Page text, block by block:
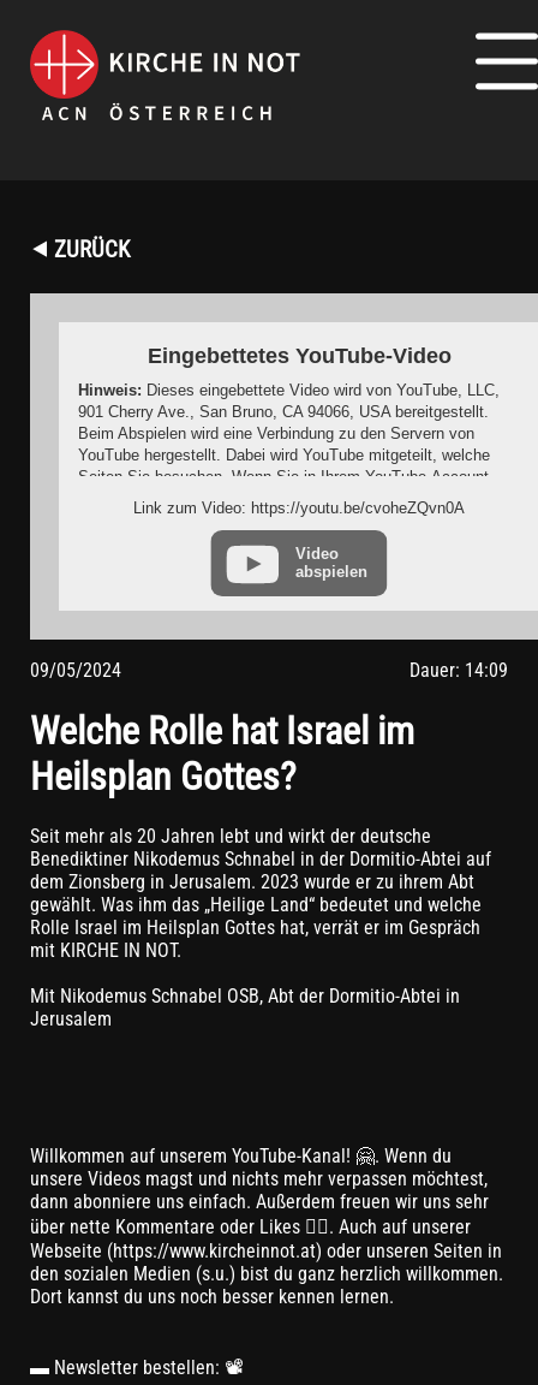
⯇ ZURÜCK
Eingebettetes YouTube-Video
Hinweis: Dieses eingebettete Video wird von YouTube, LLC,
901 Cherry Ave., San Bruno, CA 94066, USA bereitgestellt.
Beim Abspielen wird eine Verbindung zu den Servern von
YouTube hergestellt. Dabei wird YouTube mitgeteilt, welche
Seiten Sie besuchen. Wenn Sie in Ihrem YouTube-Account
eingeloggt sind, kann YouTube Ihr Surfverhalten Ihnen
persönlich zuzuordnen. Dies verhindern Sie, indem Sie sich
vorher aus Ihrem YouTube-Account ausloggen.
Wird ein YouTube-Video gestartet, setzt der Anbieter Cookies
ein, die Hinweise über das Nutzerverhalten sammeln.
Wer das Speichern von Cookies für das Google-Ads-Programm
deaktiviert hat, wird auch beim Anschauen von YouTube-
Videos mit keinen solchen Cookies rechnen müssen. YouTube
Nutzungsinformationen ab. Möchten Sie dies verhindern, so
müssen Sie das Speichern von Cookies im Browser blockieren.
Weitere Informationen zum Datenschutz bei „YouTube“ finden
https://www.google.de/intl/de/policies/privacy/
Link zum Video: https://youtu.be/cvoheZQvn0A
Video
abspielen
09/05/2024 Dauer: 14:09
Welche Rolle hat Israel im
Heilsplan Gottes?
Seit mehr als 20 Jahren lebt und wirkt der deutsche
Benediktiner Nikodemus Schnabel in der Dormitio-Abtei auf
dem Zionsberg in Jerusalem. 2023 wurde er zu ihrem Abt
gewählt. Was ihm das „Heilige Land“ bedeutet und welche
Rolle Israel im Heilsplan Gottes hat, verrät er im Gespräch
mit KIRCHE IN NOT.
Mit Nikodemus Schnabel OSB, Abt der Dormitio-Abtei in
Jerusalem
Willkommen auf unserem YouTube-Kanal! 🤗. Wenn du
unsere Videos magst und nichts mehr verpassen möchtest,
dann abonniere uns einfach. Außerdem freuen wir uns sehr
über nette Kommentare oder Likes 👍🏼. Auch auf unserer
Webseite (https://www.kircheinnot.at) oder unseren Seiten in
den sozialen Medien (s.u.) bist du ganz herzlich willkommen.
Dort kannst du uns noch besser kennen lernen.
▬ Newsletter bestellen: 📽